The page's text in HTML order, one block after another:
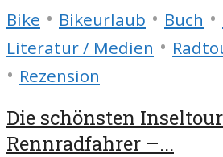
Bike • Bikeurlaub • Buch •
Literatur / Medien •
• Rezension
Die schönsten
Rennradfahrer –...